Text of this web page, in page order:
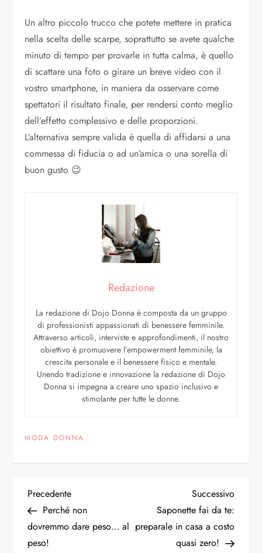
Un altro piccolo trucco che potete mettere in pratica
nella scelta delle scarpe, soprattutto se avete qualche
minuto di tempo per provarle in tutta calma, è quello
di scattare una foto o girare un breve video con il
vostro smartphone, in maniera da osservare come
spettatori il risultato finale, per rendersi conto meglio
dell’effetto complessivo e delle proporzioni.
L’alternativa sempre valida è quella di affidarsi a una
commessa di fiducia o ad un’amica o una sorella di
buon gusto 😉
Redazione
La redazione di Dojo Donna è composta da un gruppo
di professionisti appassionati di benessere femminile.
Attraverso articoli, interviste e approfondimenti, il nostro
obiettivo è promuovere l’empowerment femminile, la
crescita personale e il benessere fisico e mentale.
Unendo tradizione e innovazione la redazione di Dojo
Donna si impegna a creare uno spazio inclusivo e
stimolante per tutte le donne.
MODA DONNA
Precedente
Perché non
dovremmo dare peso… al
peso!
Successivo
Saponette fai da te:
preparale in casa a costo
quasi zero!